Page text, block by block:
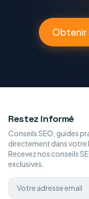
Obtenir
Restez informé
Conseils SEO, guides
directement dans votre
Recevez nos conseils
exclusives.